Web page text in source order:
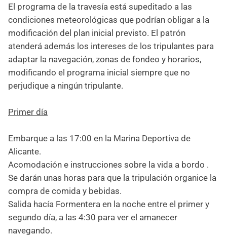
El programa de la travesía está supeditado a las
condiciones meteorológicas que podrían obligar a la
modificación del plan inicial previsto. El patrón
atenderá además los intereses de los tripulantes para
adaptar la navegación, zonas de fondeo y horarios,
modificando el programa inicial siempre que no
perjudique a ningún tripulante.
Primer día
Embarque a las 17:00 en la Marina Deportiva de
Alicante.
Acomodación e instrucciones sobre la vida a bordo .
Se darán unas horas para que la tripulación organice la
compra de comida y bebidas.
Salida hacía Formentera en la noche entre el primer y
segundo día, a las 4:30 para ver el amanecer
navegando.